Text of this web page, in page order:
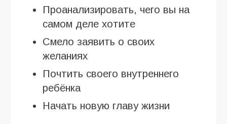
Проанализировать, чего вы на
самом деле хотите
Смело заявить о своих
желаниях
Почтить своего внутреннего
ребёнка
Начать новую главу жизни